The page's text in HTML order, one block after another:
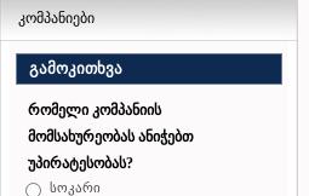
კომპანიები
გამოკითხვა
რომელი კომპანიის
მომსახურეობას ანიჭებთ
უპირატესობას?
სოკარი